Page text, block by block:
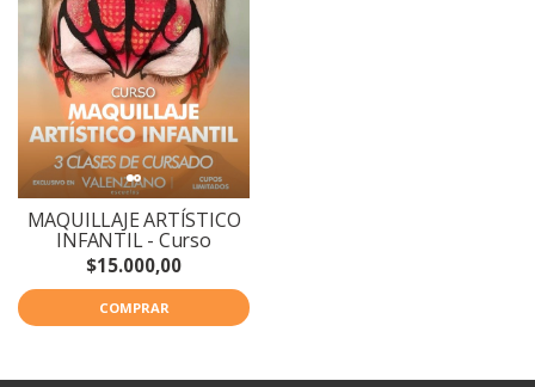
MAQUILLAJE ARTÍSTICO
INFANTIL - Curso
$15.000,00
COMPRAR